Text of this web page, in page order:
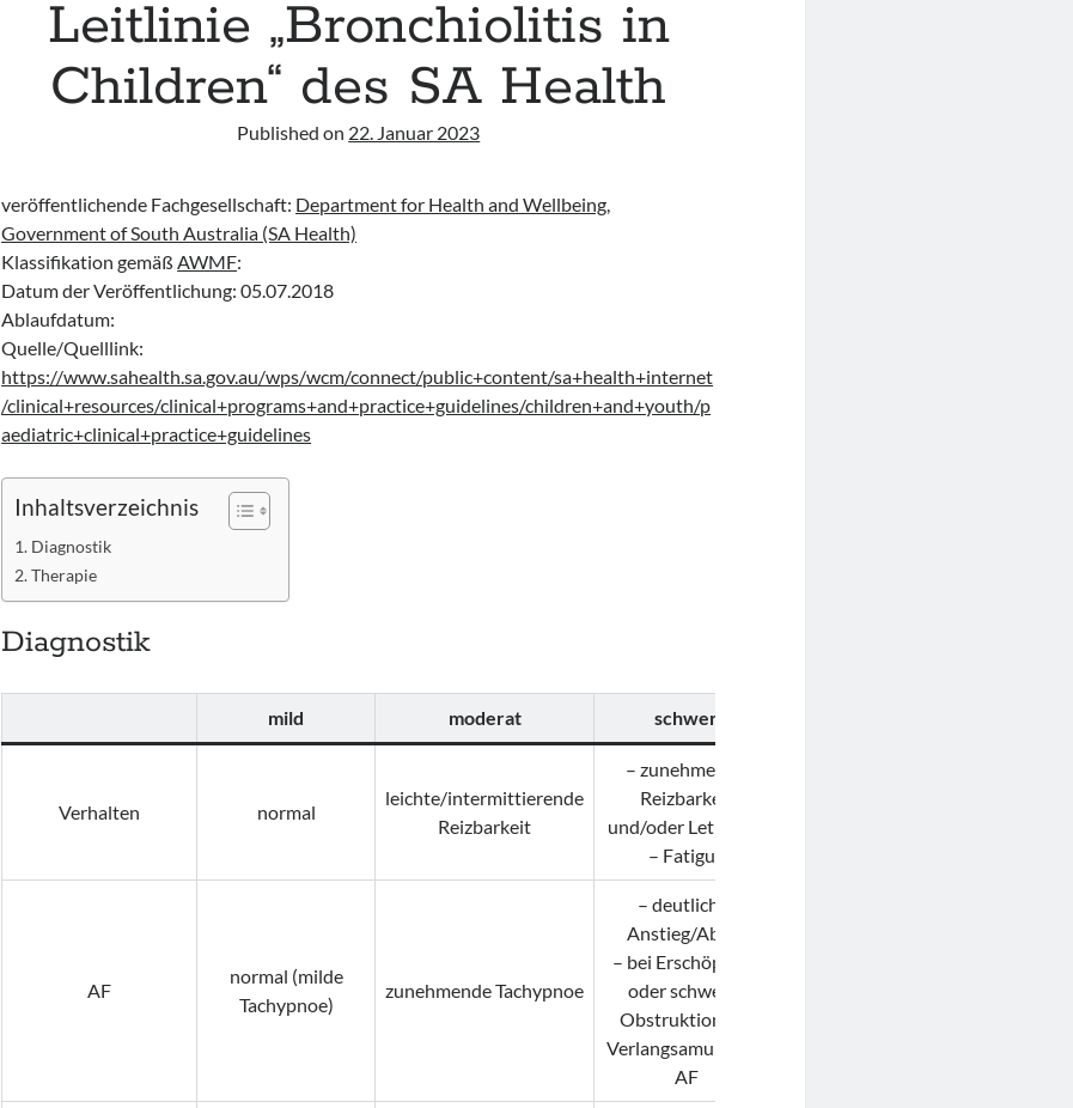
Leitlinie „Bronchiolitis in
Children“ des SA Health
Published on 22. Januar 2023
veröffentlichende Fachgesellschaft: Department for Health and Wellbeing,
Government of South Australia (SA Health)
Klassifikation gemäßAWMF:
Datum der Veröffentlichung: 05.07.2018
Ablaufdatum:
Quelle/Quelllink:
https://www.sahealth.sa.gov.au/wps/wcm/connect/public+content/sa+health+internet
/clinical+resources/clinical+programs+and+practice+guidelines/children+and+youth/p
aediatric+clinical+practice+guidelines
Inhaltsverzeichnis
Diagnostik
Therapie
Diagnostik
mild moderat schwer
Verhalten normal
leichte/intermittierende
Reizbarkeit
– zunehmende
Reizbarkeit
und/oder Lethargie
– Fatigue
AF
normal (milde
Tachypnoe)
zunehmende Tachypnoe
– deutlicher
Anstieg/Abfall
– bei Erschöpfung
oder schwerer
Obstruktion ggf.
Verlangsamung der
AF